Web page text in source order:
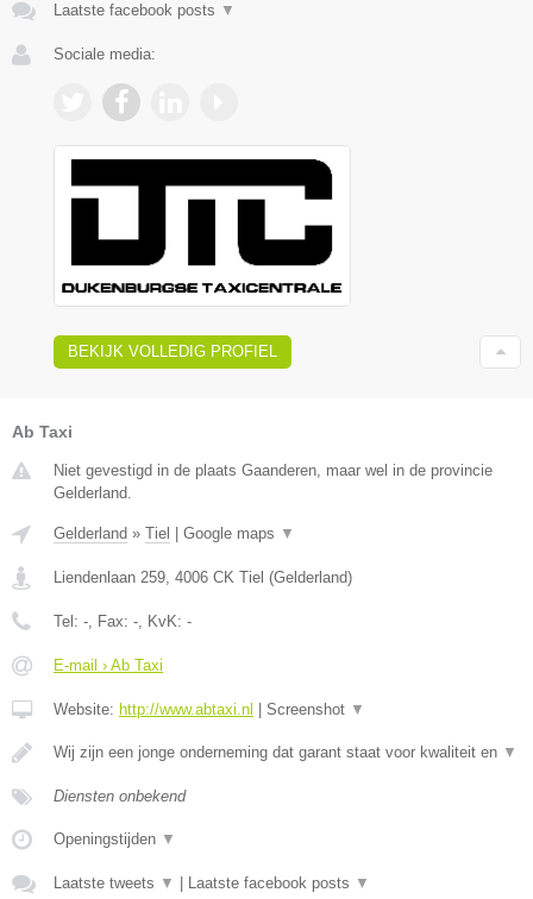
Laatste facebook posts ▼
Sociale media:
BEKIJK VOLLEDIG PROFIEL
Ab Taxi
Niet gevestigd in de plaats Gaanderen, maar wel in de provincie
Gelderland.
Gelderland » Tiel Google maps ▼
Liendenlaan 259 4006 CK Tiel (Gelderland)
Tel: - , Fax: - , KvK: -
E-mail › Ab Taxi
Website: http://www.abtaxi.nl Screenshot ▼
Wij zijn een jonge onderneming dat garant staat voor kwaliteit en ▼
Diensten onbekend
Openingstijden ▼
Laatste tweets ▼ Laatste facebook posts ▼